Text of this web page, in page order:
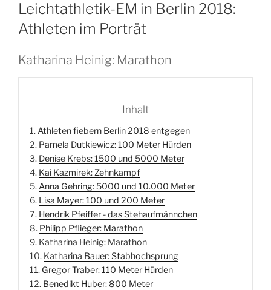
AM
Leichtathletik-EM in Berlin 2018:
Athleten im Porträt
Katharina Heinig: Marathon
Inhalt
1.Athleten fiebern Berlin 2018 entgegen
2. Pamela Dutkiewicz: 100 Meter Hürden
3. Denise Krebs: 1500 und 5000 Meter
4. Kai Kazmirek: Zehnkampf
5.Anna Gehring: 5000 und 10.000 Meter
6. Lisa Mayer: 100 und 200 Meter
7. Hendrik Pfeiffer - das Stehaufmännchen
8. Philipp Pflieger: Marathon
9. Katharina Heinig: Marathon
10. Katharina Bauer: Stabhochsprung
11. Gregor Traber: 110 Meter Hürden
12. Benedikt Huber: 800 Meter